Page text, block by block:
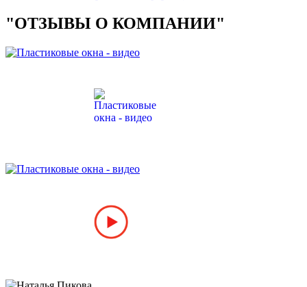
"ОТЗЫВЫ О КОМПАНИИ"